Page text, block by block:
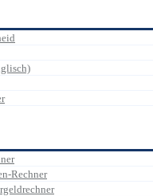
Rechner